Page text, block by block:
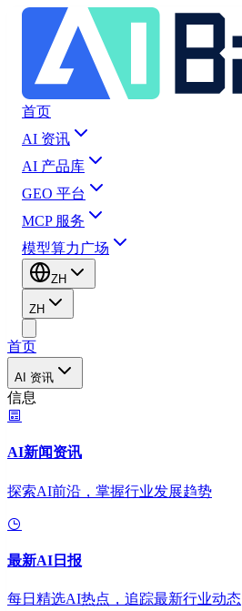
首页
AI 资讯
AI 产品库
GEO 平台
MCP 服务
模型算力广场
ZH
ZH
首页
AI 资讯
信息
AI新闻资讯
探索AI前沿，掌握行业发展趋势
最新AI日报
每日精选AI热点，追踪最新行业动态